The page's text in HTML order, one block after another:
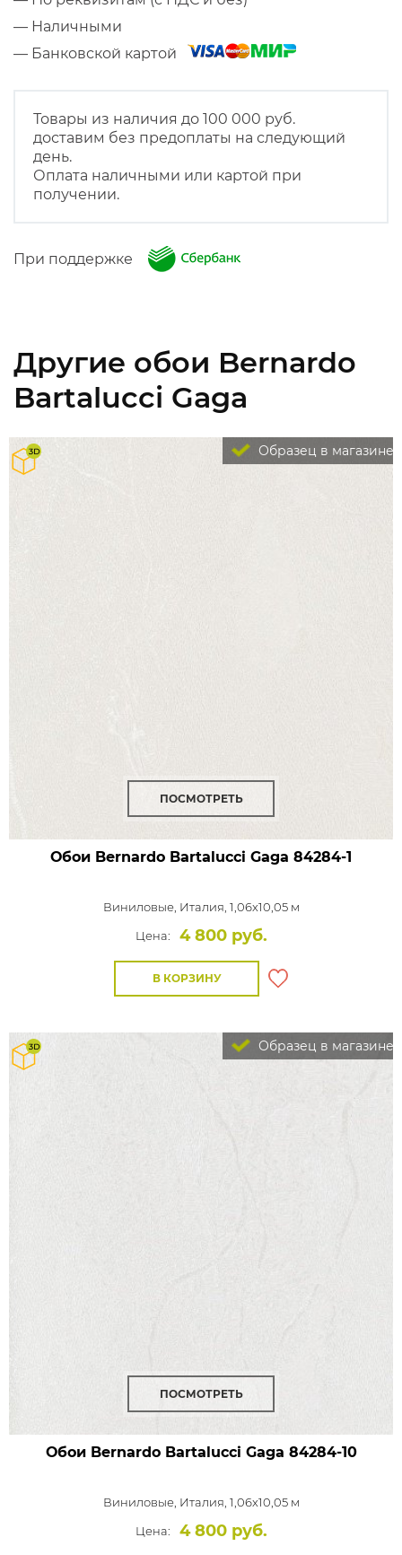
— Наличными
— Банковской картой
Товары из наличия до 100 000 руб.
доставим без предоплаты на следующий
день.
Оплата наличными или картой при
получении.
При поддержке
Другие обои Bernardo
Bartalucci Gaga
Образец в магазине
ПОСМОТРЕТЬ
Обои Bernardo Bartalucci Gaga 84284-1
Виниловые, Италия, 1,06x10,05 м
Цена:
4 800 руб.
В КОРЗИНУ
Образец в магазине
ПОСМОТРЕТЬ
Обои Bernardo Bartalucci Gaga 84284-10
Виниловые, Италия, 1,06x10,05 м
Цена:
4 800 руб.